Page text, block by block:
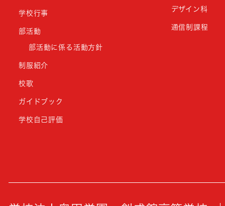
学校行事
部活動
部活動に係る活動方針
制服紹介
校歌
ガイドブック
学校自己評価
デザイン科
通信制課程